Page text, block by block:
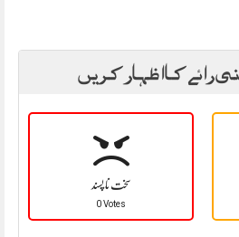
رائے کا اظہار کریں
سخت نا پسند
0 Votes